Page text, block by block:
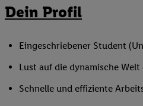
Dein Profil
Eingeschriebener Student
Lust auf die dynamische Welt
Schnelle und effiziente